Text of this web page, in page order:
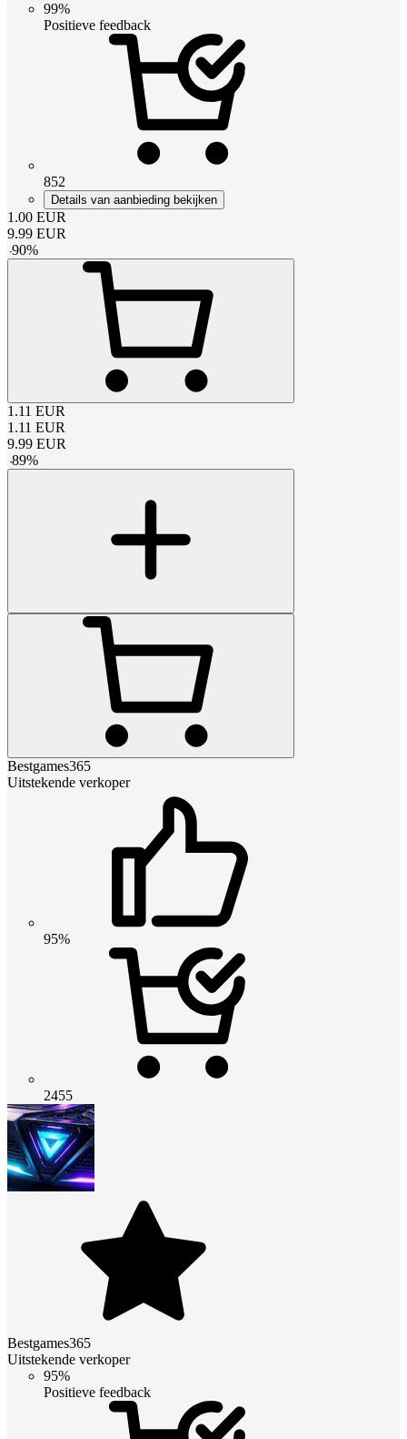
99%
Positieve feedback
852
Details van aanbieding bekijken
1.00 EUR
9.99 EUR
-90%
1.11 EUR
1.11 EUR
9.99 EUR
-89%
Bestgames365
Uitstekende verkoper
95%
2455
Bestgames365
Uitstekende verkoper
95%
Positieve feedback